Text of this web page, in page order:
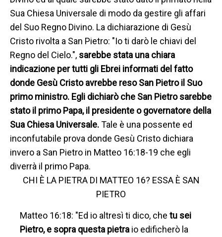
Sua Chiesa Universale di modo da gestire gli affari
del Suo Regno Divino. La dichiarazione di Gesù
Cristo rivolta a San Pietro: "Io ti darò le chiavi del
Regno del Cielo.", sarebbe stata una chiara
indicazione per tutti gli Ebrei informati del fatto
donde Gesù Cristo avrebbe reso San Pietro il Suo
primo ministro. Egli dichiarò che San Pietro sarebbe
stato il primo Papa, il presidente o governatore della
Sua Chiesa Universale.Tale è una possente ed
inconfutabile prova donde Gesù Cristo dichiara
invero a San Pietro in Matteo 16:18-19 che egli
diverrà il primo Papa.
CHI È LA PIETRA DI MATTEO 16? ESSA È SAN
PIETRO
Matteo 16:18: "Ed io altresì ti dico, chetu sei
Pietro, e sopra questa pietra io edificherò la